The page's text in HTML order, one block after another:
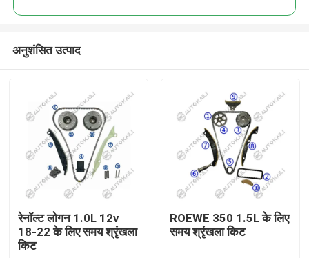
घर
अनुशंसित उत्पाद
रेनॉल्ट लोगन 1.0L 12v
18-22 के लिए समय श्रृंखला
किट
ROEWE 350 1.5L के लिए
समय श्रृंखला किट